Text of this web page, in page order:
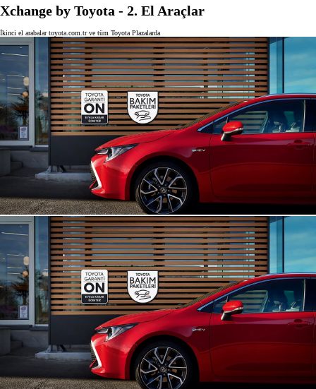
Xchange by Toyota - 2. El Araçlar
İkinci el arabalar toyota.com.tr ve tüm Toyota Plazalarda